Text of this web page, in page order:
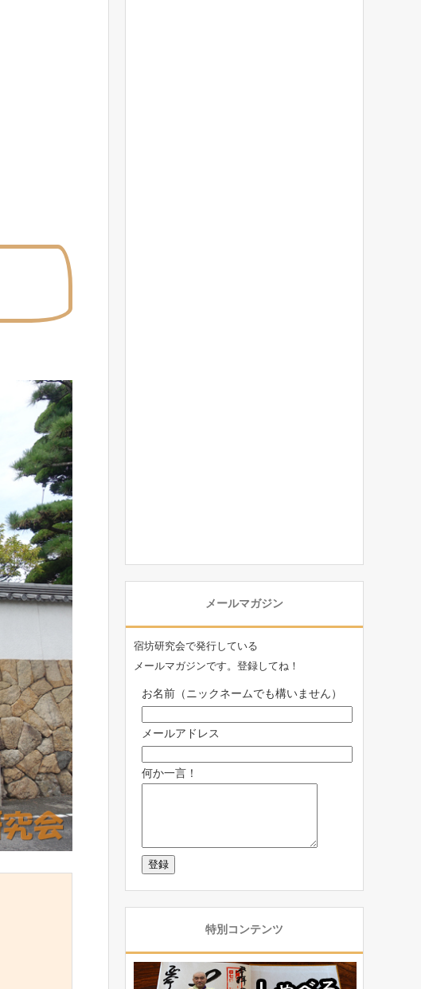
メールマガジン
宿坊研究会で発行している
メールマガジンです。登録してね！
お名前（ニックネームでも構いません）
メールアドレス
何か一言！
特別コンテンツ